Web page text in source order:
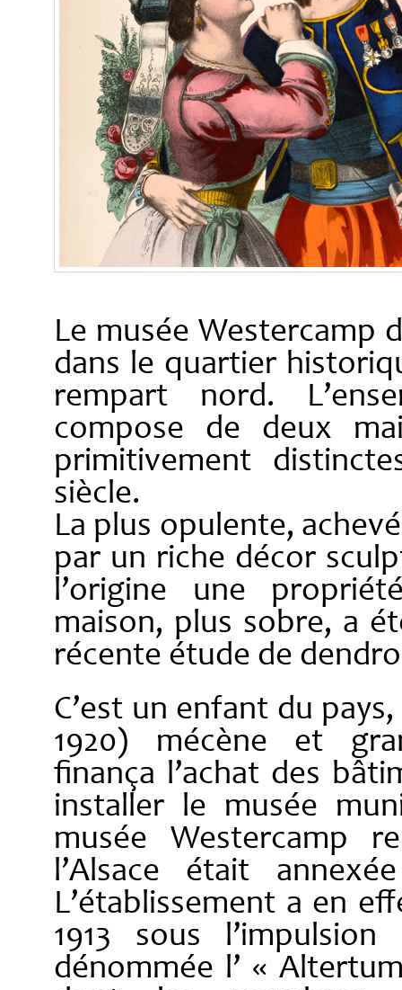
Le musée Westercamp
dans le quartier
rempart nord.
compose de deux
primitivement
siècle.
La plus opulente,
par un riche décor
l’origine une
maison, plus sobre, a
récente étude de
C’est un enfant du
1920) mécène et
finança l’achat des
installer le musée
musée Westercamp
l’Alsace était
L’établissement a en
1913 sous
dénommée l’ «